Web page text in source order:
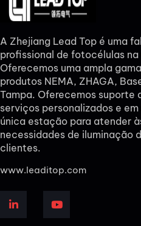
A Zhejiang Lead Top é uma
profissional de fotocélulas na
Oferecemos uma ampla
produtos NEMA, ZHAGA,
Tampa. Oferecemos suporte
serviços personalizados e em
única estação para atender
necessidades de iluminação
clientes.
www.leaditop.com